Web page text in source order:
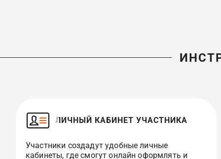
ЛИЧНЫЙ КАБИНЕТ УЧАСТНИКА
Участники создадут удобные личные
кабинеты, где смогут онлайн оформлять и